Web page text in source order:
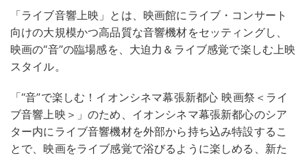
「ライブ音響上映」とは、映画館にライブ・コンサート
向けの大規模かつ高品質な音響機材をセッティングし、
映画の“音”の臨場感を、大迫力＆ライブ感覚で楽しむ上映
スタイル。
「“音”で楽しむ！イオンシネマ幕張新都心 映画祭＜ライ
ブ音響上映＞」のため、イオンシネマ幕張新都心のシア
ター内にライブ音響機材を外部から持ち込み特設するこ
とで、映画をライブ感覚で浴びるように楽しめる、新た